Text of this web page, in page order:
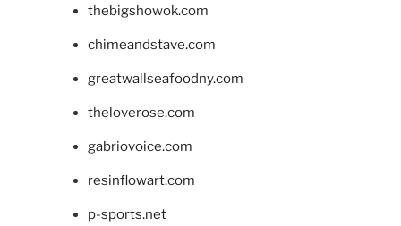
thebigshowok.com
chimeandstave.com
greatwallseafoodny.com
theloverose.com
gabriovoice.com
resinflowart.com
p-sports.net